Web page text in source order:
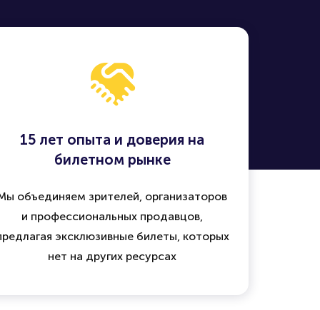
15 лет опыта и доверия на
билетном рынке
объединяем зрителей, организаторов
и профессиональных продавцов,
эксклюзивные билеты, которых
нет на других ресурсах